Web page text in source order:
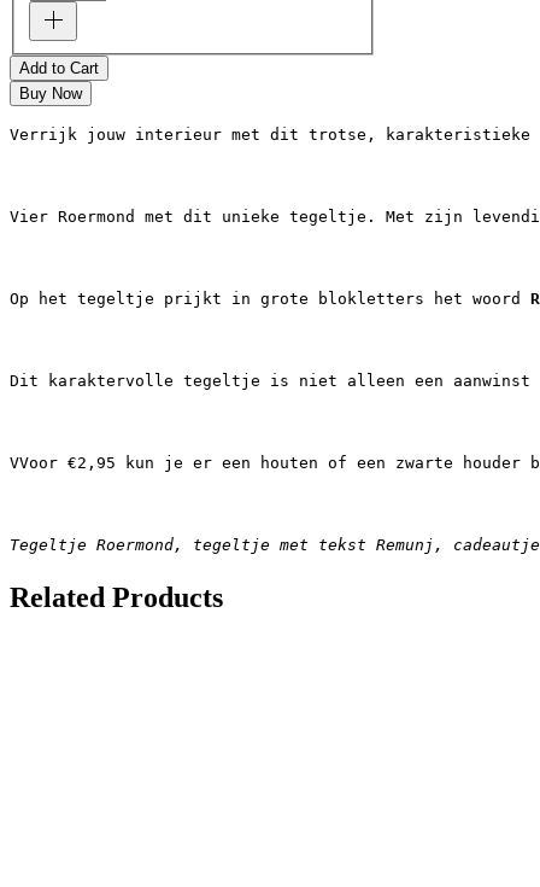
Add to Cart
Buy Now
Verrijk jouw interieur met dit trotse,
Vier Roermond met dit unieke tegeltje. Met zijn
Op het tegeltje prijkt in grote blokletters het woord
Dit karaktervolle tegeltje is niet alleen een aanwinst
VVoor €2,95 kun je er een houten of een zwarte
Tegeltje Roermond, tegeltje met tekst Remunj, cadeautje
Related Products